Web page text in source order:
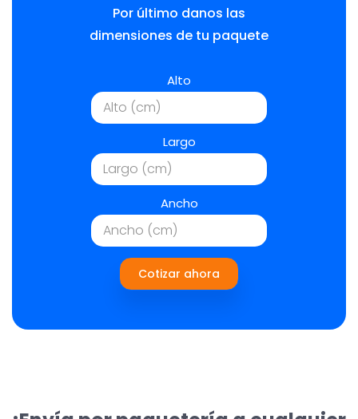
Por último danos las
dimensiones de tu paquete
Alto
Largo
Ancho
Cotizar ahora